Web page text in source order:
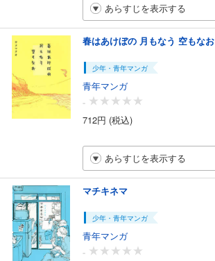
あらすじを表示する
春はあけぼの 月もなう 空もなお
少年・青年マンガ
青年マンガ
-
712円 (税込)
あらすじを表示する
マチキネマ
少年・青年マンガ
青年マンガ
-